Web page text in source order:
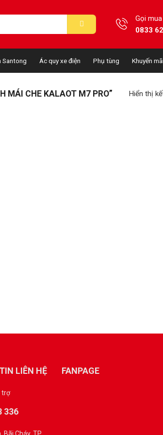
Gọi
0833
Santong Ác quy xe điện Phụ tùng Khuyến
MÁI CHE KALAOT M7 PRO” Hiển thị
LIÊN HỆ
trợ
336
FANPAGE